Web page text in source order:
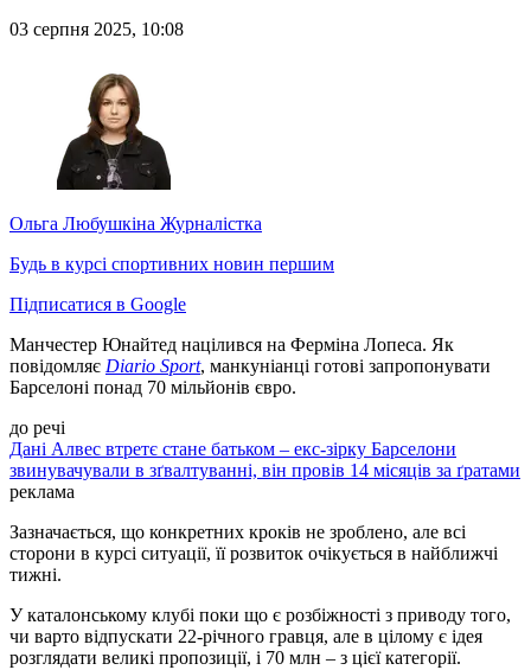
03 серпня 2025, 10:08
Ольга Любушкіна Журналістка
Будь в курсі спортивних новин першим
Підписатися в Google
Манчестер Юнайтед націлився на Ферміна Лопеса. Як
повідомляє Diario Sport, манкуніанці готові запропонувати
Барселоні понад 70 мільйонів євро.
до речі
Дані Алвес втретє стане батьком – екс-зірку Барселони
звинувачували в зґвалтуванні, він провів 14 місяців за ґратами
реклама
Зазначається, що конкретних кроків не зроблено, але всі
сторони в курсі ситуації, її розвиток очікується в найближчі
тижні.
У каталонському клубі поки що є розбіжності з приводу того,
чи варто відпускати 22-річного гравця, але в цілому є ідея
розглядати великі пропозиції, і 70 млн – з цієї категорії.